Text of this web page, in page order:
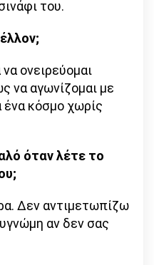
του.
ονειρεύομαι
αγωνίζομαι με
ένα κόσμο χωρίς
όταν λέτε το
Δεν αντιμετωπίζω
αν δεν σας